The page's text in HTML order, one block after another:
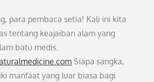
para pembaca setia! Kali ini kita
tentang keajaiban alam yang
batu medis.
Siapa sangka,
manfaat yang luar biasa bagi